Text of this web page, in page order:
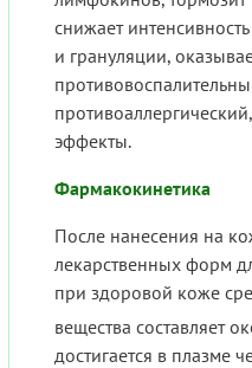
снижает
и грануляции,
эффекты.
Фармакокинетика
После нанесения на
лекарственных форм
при здоровой коже
вещества составляет
достигается в плазме